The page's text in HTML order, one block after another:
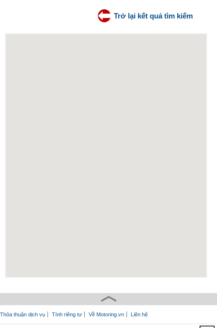
Trở lại kết quả tìm kiếm
Thỏa thuận dịch vụ Tính riêng tư Về Motoring.vn Liên hệ